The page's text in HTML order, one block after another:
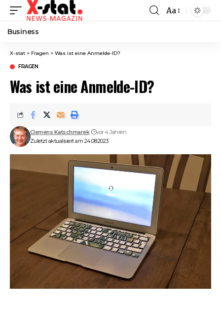
Font
Aa
Business
X-stat > Fragen > Was ist eine Anmelde-ID?
FRAGEN
Was ist eine Anmelde-ID?
Zuletzt aktualisiert am 24.08.2023
Clemens Katschmarek vor 4 Jahren